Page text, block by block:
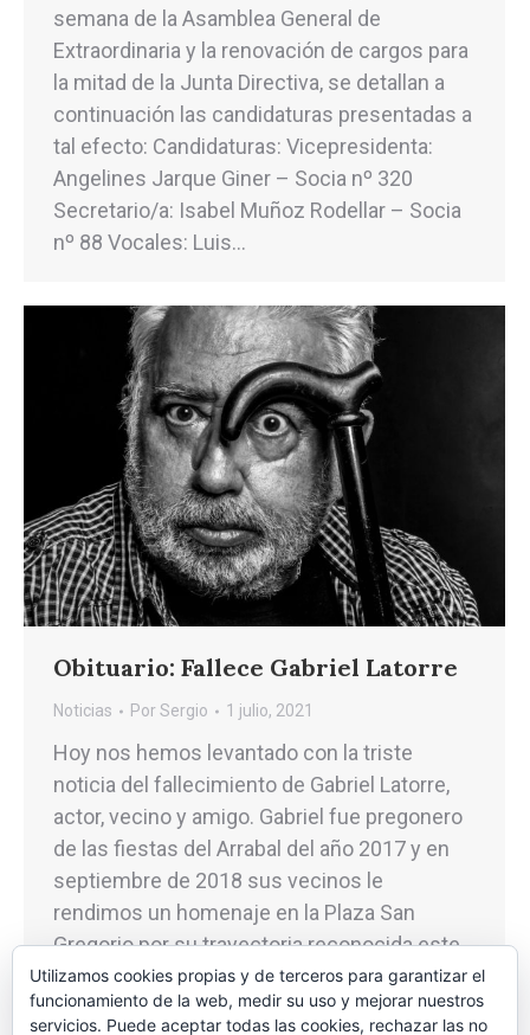
semana de la Asamblea General de
Extraordinaria y la renovación de cargos para
la mitad de la Junta Directiva, se detallan a
continuación las candidaturas presentadas a
tal efecto: Candidaturas: Vicepresidenta:
Angelines Jarque Giner – Socia nº 320
Secretario/a: Isabel Muñoz Rodellar – Socia
nº 88 Vocales: Luis…
Obituario: Fallece Gabriel Latorre
Noticias PorSergio 1 julio, 2021
Hoy nos hemos levantado con la triste
noticia del fallecimiento de Gabriel Latorre,
actor, vecino y amigo. Gabriel fue pregonero
de las fiestas del Arrabal del año 2017 y en
septiembre de 2018 sus vecinos le
rendimos un homenaje en la Plaza San
Gregorio por su trayectoria reconocida este
año al haber sido Premio Simón…
Utilizamos cookies propias y de terceros para garantizar el
funcionamiento de la web, medir su uso y mejorar nuestros
servicios. Puede aceptar todas las cookies, rechazar las no